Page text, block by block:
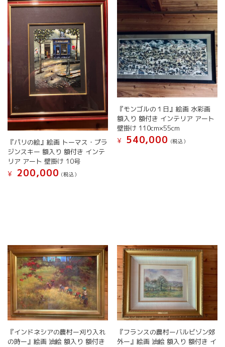
『パリの絵』絵画 トーマス・プラ
ジンスキー 額入り 額付き インテ
リア アート 壁掛け 10号
¥
200,000 (税込）
『モンゴルの１日』絵画 水彩画
額入り 額付き インテリア アート
壁掛け 110cm×55cm
¥
540,000 (税込）
『インドネシアの農村ー刈り入れ
の時ー』絵画 油絵 額入り 額付き
『フランスの農村ーバルビゾン郊
外ー』絵画 油絵 額入り 額付き イ